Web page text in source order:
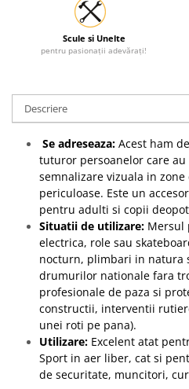
Scule si Unelte
pentru pasionații adevărați!
Descriere
Se adreseaza: Acest ham
tuturor persoanelor care au
semnalizare vizuala in
periculoase. Este un
pentru adulti si copii
Situatii de utilizare: Mersul
electrica, role sau
nocturn, plimbari in natura
drumurilor nationale fara
profesionale de paza si
constructii, interventii
unei roti pe pana).
Utilizare: Excelent atat
Sport in aer liber, cat si
de securitate, muncitori,